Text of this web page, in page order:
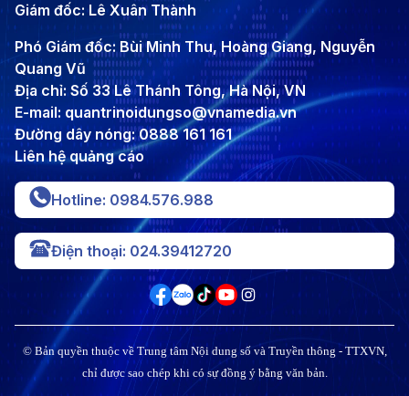
Giám đốc: Lê Xuân Thành
Phó Giám đốc: Bùi Minh Thu, Hoàng Giang, Nguyễn
Quang Vũ
Địa chỉ: Số 33 Lê Thánh Tông, Hà Nội, VN
E-mail: quantrinoidungso@vnamedia.vn
Đường dây nóng: 0888 161 161
Liên hệ quảng cáo
Hotline: 0984.576.988
Điện thoại: 024.39412720
© Bản quyền thuộc về Trung tâm Nội dung số và Truyền thông - TTXVN,
chỉ được sao chép khi có sự đồng ý bằng văn bản.